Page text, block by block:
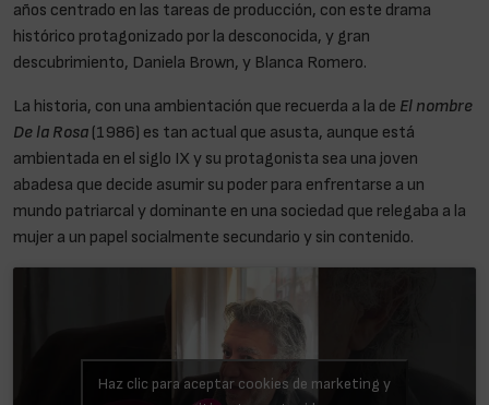
años centrado en las tareas de producción, con este drama
histórico protagonizado por la desconocida, y gran
descubrimiento, Daniela Brown, y Blanca Romero.
La historia, con una ambientación que recuerda a la de El nombre
De la Rosa (1986) es tan actual que asusta, aunque está
ambientada en el siglo IX y su protagonista sea una joven
abadesa que decide asumir su poder para enfrentarse a un
mundo patriarcal y dominante en una sociedad que relegaba a la
mujer a un papel socialmente secundario y sin contenido.
Haz clic para aceptar cookies de marketing y